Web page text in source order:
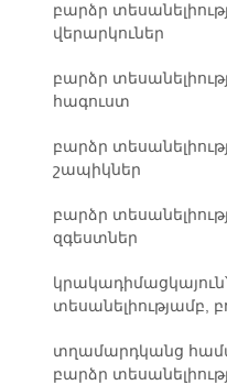
բարձր
վերարկուներ
բարձր
հագուստ
բարձր
շապիկներ
բարձր
զգեստներ
տեսանելիությամբ,
տղամարդկանց
բարձր